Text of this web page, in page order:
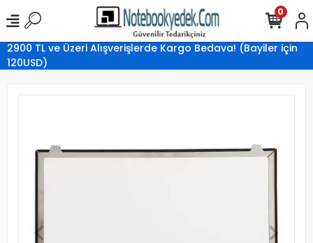
2900 TL ve Üzeri Alışverişlerde Kargo Bedava! (Bayiler için
120USD)
0